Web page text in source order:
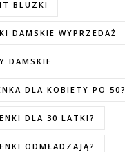
BLUZKI
DAMSKIE WYPRZEDAŻ
DAMSKIE
DLA KOBIETY PO 50?
DLA 30 LATKI?
ODMŁADZAJĄ?